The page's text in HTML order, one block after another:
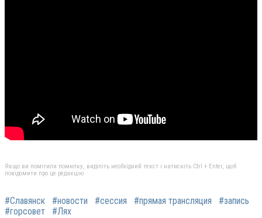
Якщо ви помітили помилку, виділіть необхідний текст і натисніть Ctrl + Enter, щоб
повідомити про це редакцію
#Славянск #новости #сессия #прямая трансляция
#запись
#горсовет
#Лях